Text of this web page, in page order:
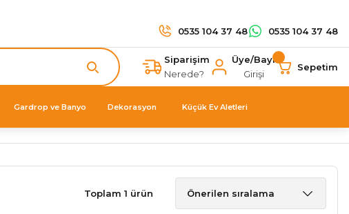
0535 104 37 48 0535 104 37 48
Siparişim
Nerede?
Üye/Bayi
Girişi
Sepetim
Gardrop ve Banyo Dekorasyon Küçük Ev Aletleri
Toplam 1 ürün